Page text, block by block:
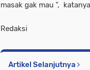
masak gak mau ",
Redaksi
Artikel Selanjutnya